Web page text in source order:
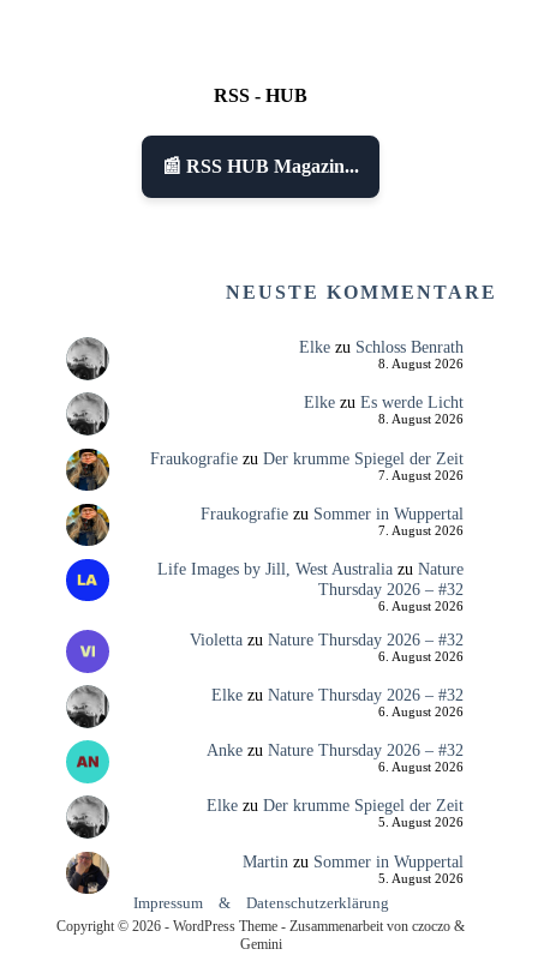
RSS - HUB
📰 RSS HUB Magazin...
NEUSTE KOMMENTARE
Elkezu Schloss Benrath
8. August 2026
Elkezu Es werde Licht
8. August 2026
Fraukografiezu Der krumme Spiegel der Zeit
7. August 2026
Fraukografiezu Sommer in Wuppertal
7. August 2026
Life Images by Jill, West Australiazu Nature
Thursday 2026 – #32
6. August 2026
Violettazu Nature Thursday 2026 – #32
6. August 2026
Elkezu Nature Thursday 2026 – #32
6. August 2026
Ankezu Nature Thursday 2026 – #32
6. August 2026
Elkezu Der krumme Spiegel der Zeit
5. August 2026
Martin zu Sommer in Wuppertal
5. August 2026
Impressum & Datenschutzerklärung
Copyright © 2026 - WordPress Theme - Zusammenarbeit von czoczo &
Gemini